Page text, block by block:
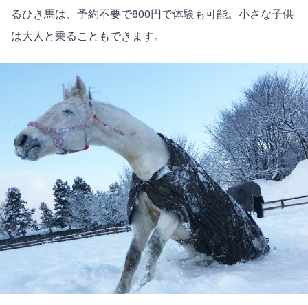
るひき馬は、予約不要で800円で体験も可能。小さな子供
は大人と乗ることもできます。